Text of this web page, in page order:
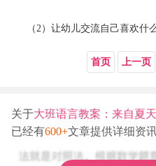
（2）让幼儿交流自己喜欢什么
首页 上一页
关于大班语言教案：来自夏
已经有600+文章提供详细资